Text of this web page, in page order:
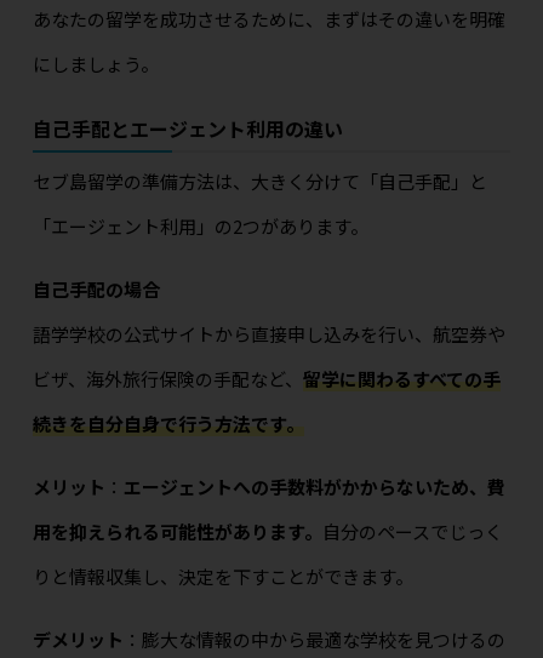
あなたの留学を成功させるために、まずはその違いを明確
にしましょう。
自己手配とエージェント利用の違い
セブ島留学の準備方法は、大きく分けて「自己手配」と
「エージェント利用」の2つがあります。
自己手配の場合
語学学校の公式サイトから直接申し込みを行い、航空券や
ビザ、海外旅行保険の手配など、留学に関わるすべての手
続きを自分自身で行う方法です。
メリット ： エージェントへの手数料がかからないため、費
用を抑えられる可能性があります。 自分のペースでじっく
りと情報収集し、決定を下すことができます。
デメリット ：膨大な情報の中から最適な学校を見つけるの